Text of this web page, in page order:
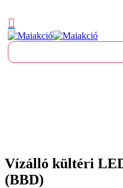
Vízálló kültéri
(BBD)